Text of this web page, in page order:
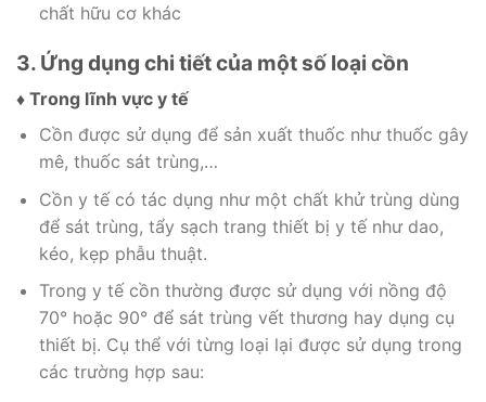
chất hữu cơ khác
3. Ứng dụng chi tiết của một số loại cồn
♦ Trong lĩnh vực y tế
Cồn được sử dụng để sản xuất thuốc như thuốc gây
mê, thuốc sát trùng,…
Cồn y tế có tác dụng như một chất khử trùng dùng
để sát trùng, tẩy sạch trang thiết bị y tế như dao,
kéo, kẹp phẫu thuật.
Trong y tế cồn thường được sử dụng với nồng độ
70° hoặc 90° để sát trùng vết thương hay dụng cụ
thiết bị. Cụ thể với từng loại lại được sử dụng trong
các trường hợp sau: